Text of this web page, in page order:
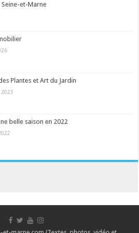
et-Marne
Plantes et Art du Jardin
2023
belle saison en 2022